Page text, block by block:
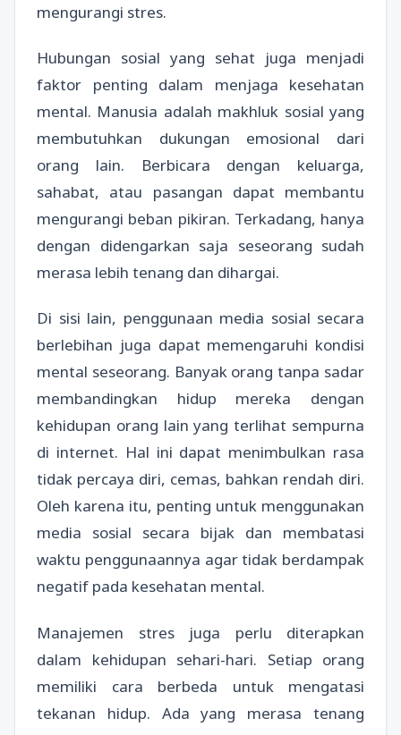
mengurangi stres.
Hubungan sosial yang sehat juga menjadi
faktor penting dalam menjaga kesehatan
mental. Manusia adalah makhluk sosial yang
membutuhkan dukungan emosional dari
orang lain. Berbicara dengan keluarga,
sahabat, atau pasangan dapat membantu
mengurangi beban pikiran. Terkadang, hanya
dengan didengarkan saja seseorang sudah
merasa lebih tenang dan dihargai.
Di sisi lain, penggunaan media sosial secara
berlebihan juga dapat memengaruhi kondisi
mental seseorang. Banyak orang tanpa sadar
membandingkan hidup mereka dengan
kehidupan orang lain yang terlihat sempurna
di internet. Hal ini dapat menimbulkan rasa
tidak percaya diri, cemas, bahkan rendah diri.
Oleh karena itu, penting untuk menggunakan
media sosial secara bijak dan membatasi
waktu penggunaannya agar tidak berdampak
negatif pada kesehatan mental.
Manajemen stres juga perlu diterapkan
dalam kehidupan sehari-hari. Setiap orang
memiliki cara berbeda untuk mengatasi
tekanan hidup. Ada yang merasa tenang